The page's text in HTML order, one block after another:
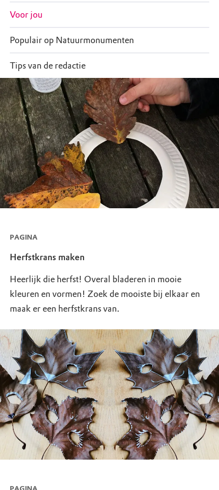
Voor jou
Populair op Natuurmonumenten
Tips van de redactie
PAGINA
Herfstkrans maken
Heerlijk die herfst! Overal bladeren in mooie
kleuren en vormen! Zoek de mooiste bij elkaar en
maak er een herfstkrans van.